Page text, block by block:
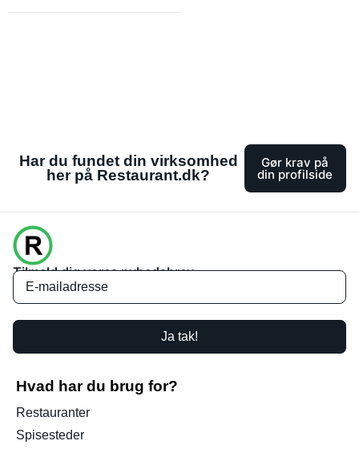
Har du fundet din virksomhed
her på Restaurant.dk?
Gør krav på
din profilside
Tilmeld dig vores nyhedsbrev
Ja tak!
Hvad har du brug for?
Restauranter
Spisesteder